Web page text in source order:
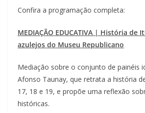
Confira a programação completa:
MEDIAÇÃO EDUCATIVA | História de
azulejos do Museu Republicano
Mediação sobre o conjunto de painéis
Afonso Taunay, que retrata a história
17, 18 e 19, e propõe uma reflexão
históricas.